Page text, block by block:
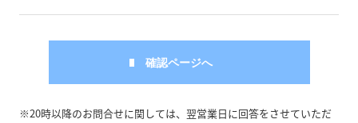
※20時以降のお問合せに関しては、翌営業日に回答をさせていただ